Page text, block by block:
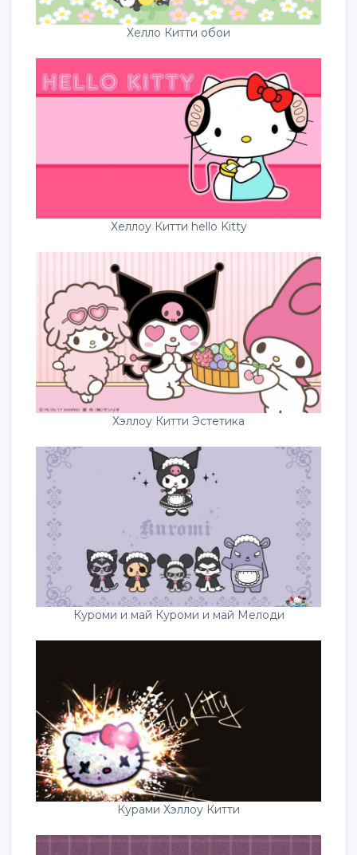
Хелло Китти обои
Хеллоу Китти hello Kitty
Хэллоу Китти Эстетика
Куроми и май Куроми и май Мелоди
Курами Хэллоу Китти